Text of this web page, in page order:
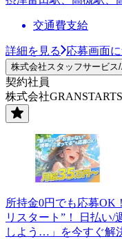
交通費支給
詳細を見る 応募画面
株式会社スタッフサービ
契約社員
株式会社GRANSTARTS
所持金0円でも応募OK
リスタート”！ 日払い
しよう…」を今すぐ解